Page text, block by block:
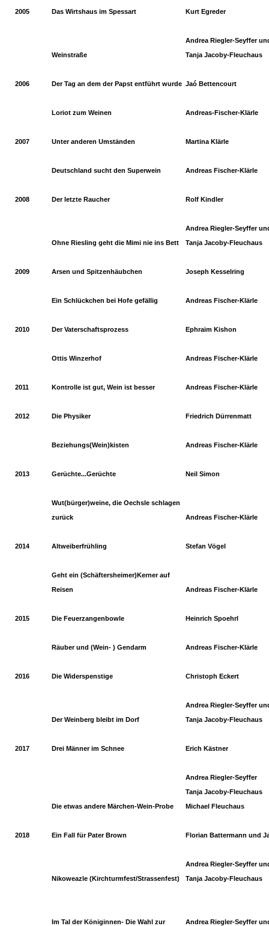
2005 Das Wirtshaus im Spessart Kurt Egreder
Weinstraße
Andrea Riegler-Seyffer
Tanja Jacoby-Fleuchaus
2006 Der Tag an dem der Papst entführt wurde Jaó Bettencourt
Loriot zum Weinen Andreas-Fischer-Klärle
2007 Unter anderen Umständen Martina Klärle
Deutschland sucht den Superwein Andreas Fischer-Klärle
2008 Der letzte Raucher Rolf Kindler
Ohne Riesling geht die Mimi nie ins Bett
Andrea Riegler-Seyffer
Tanja Jacoby-Fleuchaus
2009 Arsen und Spitzenhäubchen Joseph Kesselring
Ein Schlückchen bei Hofe gefällig Andreas Fischer-Klärle
2010 Der Vaterschaftsprozess Ephraim Kishon
Ottis Winzerhof Andreas Fischer-Klärle
2011 Kontrolle ist gut, Wein ist besser Andreas Fischer-Klärle
2012 Die Physiker Friedrich Dürrenmatt
Beziehungs(Wein)kisten Andreas Fischer-Klärle
2013 Gerüchte...Gerüchte Neil Simon
Wut(bürger)weine, die Oechsle schlagen
zurück
Andreas Fischer-Klärle
2014 Altweiberfrühling Stefan Vögel
Geht ein (Schäftersheimer)Kerner auf
Reisen
Andreas Fischer-Klärle
2015 Die Feuerzangenbowle Heinrich Spoehrl
Räuber und (Wein- ) Gendarm Andreas Fischer-Klärle
2016 Die Widerspenstige Christoph Eckert
Der Weinberg bleibt im Dorf
Andrea Riegler-Seyffer
Tanja Jacoby-Fleuchaus
2017 Drei Männer im Schnee Erich Kästner
Die etwas andere Märchen-Wein-Probe
Andrea Riegler-Seyffer
Tanja Jacoby-Fleuchaus
Michael Fleuchaus
2018 Ein Fall für Pater Brown Florian Battermann und
Nikoweazle (Kirchturmfest/Strassenfest)
Andrea Riegler-Seyffer
Tanja Jacoby-Fleuchaus
Im Tal der Königinnen- Die Wahl zur
Andrea Riegler-Seyffer